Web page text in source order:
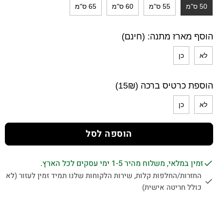
50 ס"מ 55 ס"מ 60 ס"מ 65 ס"מ
הוסף מארז מתנה: (חינם)
לא כן
הוספת כרטיס ברכה (15₪)
לא כן
הוספה לסל
זמין במלאי, משלוח מהיר 1-5 ימי עסקים לכל הארץ.
החזרות/החלפות קלות, שירות הלקוחות שלנו תמיד זמין לעזור (לא
כולל חריטה אישית)